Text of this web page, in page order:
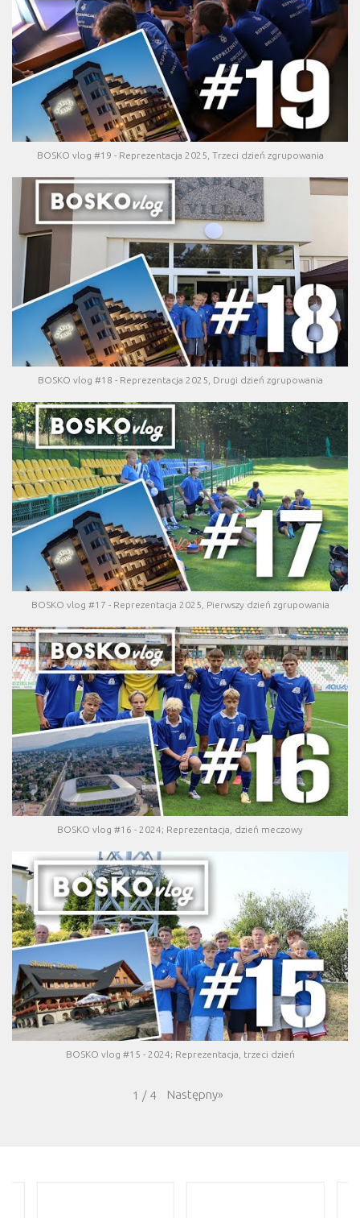
BOSKO vlog #19 - Reprezentacja 2025, Trzeci dzień zgrupowania
BOSKO vlog #18 - Reprezentacja 2025, Drugi dzień zgrupowania
BOSKO vlog #17 - Reprezentacja 2025, Pierwszy dzień zgrupowania
BOSKO vlog #16 - 2024; Reprezentacja, dzień meczowy
BOSKO vlog #15 - 2024; Reprezentacja, trzeci dzień
1 / 4 Następny»